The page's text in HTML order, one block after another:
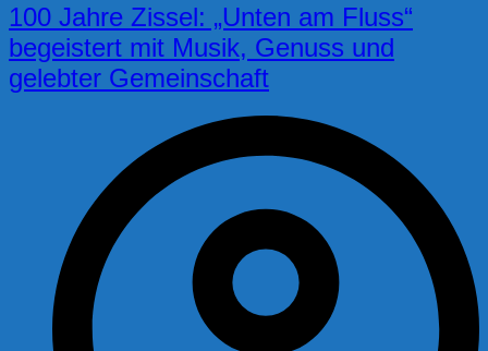
100 Jahre Zissel: „Unten am Fluss“
begeistert mit Musik, Genuss und
gelebter Gemeinschaft